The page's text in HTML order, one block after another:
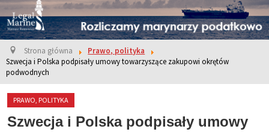
Strona główna
Prawo, polityka
Szwecja i Polska podpisały umowy towarzyszące zakupowi okrętów
podwodnych
PRAWO, POLITYKA
Szwecja i Polska podpisały umowy